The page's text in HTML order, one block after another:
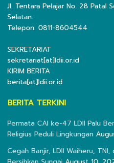
Jl. Tentara Pelajar No. 28 Patal
Selatan.
Telepon: 0811-8604544
SEKRETARIAT
sekretariat[at]ldii.or.id
KIRIM BERITA
berita[at]ldii.or.id
BERITA TERKINI
Permata CAI ke-47 LDII Palu
Religius Peduli Lingkungan
Cegah Banjir, LDII Waiheru,